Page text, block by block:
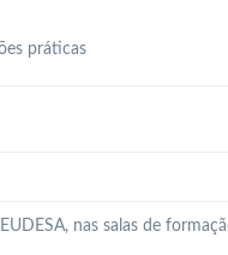
práticas
nas salas de